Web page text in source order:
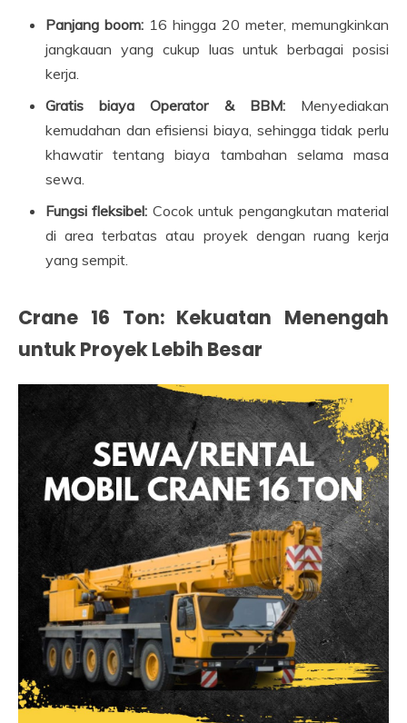
Panjang boom: 16 hingga 20 meter, memungkinkan
jangkauan yang cukup luas untuk berbagai posisi
kerja.
Gratis biaya Operator & BBM:Menyediakan
kemudahan dan efisiensi biaya, sehingga tidak perlu
khawatir tentang biaya tambahan selama masa
sewa.
Fungsi fleksibel: Cocok untuk pengangkutan material
di area terbatas atau proyek dengan ruang kerja
yang sempit.
Crane 16 Ton: Kekuatan Menengah
untuk Proyek Lebih Besar